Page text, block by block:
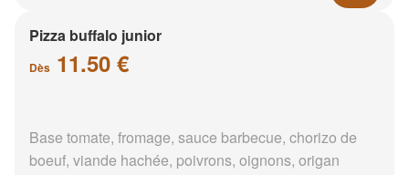
Pizza buffalo junior
Dès 11.50 €
Base tomate, fromage, sauce barbecue, chorizo de
boeuf, viande hachée, poivrons, oignons, origan